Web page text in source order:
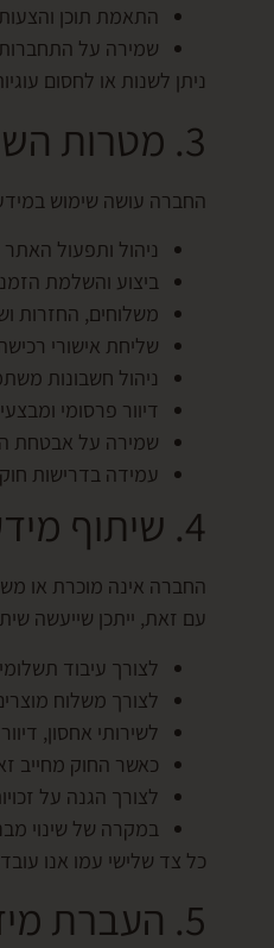
התאמת תוכן
שמירה על
ניתן לשנות או לחסום
3. מטרות השימוש במידע
החברה עושה שימוש
ניהול ותפעול האתר
ביצוע והשלמת
משלוחים, החזרות
שליחת אישורי
ניהול חשבונות
דיוור פרסומי
שמירה על אבטחת
עמידה בדרישות
4. שיתוף מידע עם צדדים שלישיים
החברה אינה מוכרת או
עם זאת, ייתכן שייעשה
לצורך עיבוד
לצורך משלוח
לשירותי אחסון,
כאשר החוק מחייב
לצורך הגנה על
במקרה של שינוי
כל צד שלישי עמו אנו
5. העברת מידע מחוץ לישראל